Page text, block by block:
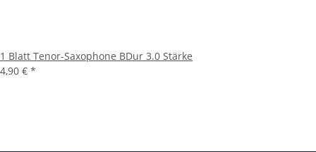
1 Blatt Tenor-Saxophone BDur 3.0 Stärke
4,90 € *